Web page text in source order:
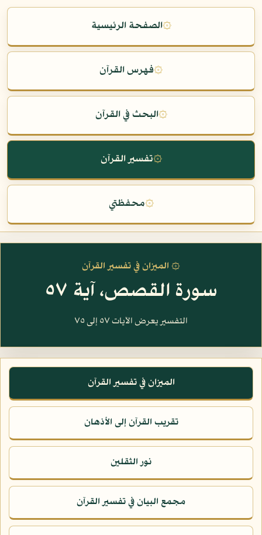
۞الصفحة الرئيسية
۞فهرس القرآن
۞البحث في القرآن
۞تفسير القرآن
۞محفظتي
۞ الميزان في تفسير القرآن
سورة القصص، آية ٥٧
التفسير يعرض الآيات ٥٧ إلى ٧٥
الميزان في تفسير القرآن
تقريب القرآن إلى الأذهان
نور الثقلين
مجمع البيان في تفسير القرآن